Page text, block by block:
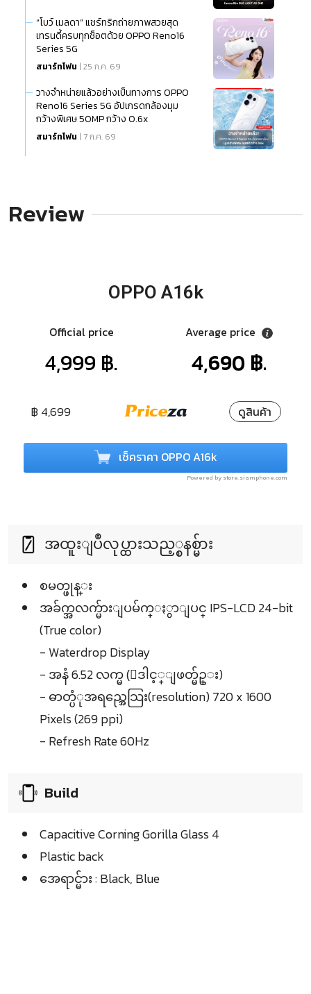
“โบว์ เมลดา” แชร์ทริกถ่ายภาพสวยสุด
เทรนดี้ครบทุกช็อตด้วย OPPO Reno16
Series 5G
สมาร์ทโฟน | 25 ก.ค. 69
วางจำหน่ายแล้วอย่างเป็นทางการ OPPO
Reno16 Series 5G อัปเกรดกล้องมุม
กว้างพิเศษ 50MP กว้าง 0.6x
สมาร์ทโฟน | 7 ก.ค. 69
Review
OPPO A16k
Official price
4,999 ฿.
Average price
4,690 ฿.
฿ 4,699 ดูสินค้า
เช็คราคา OPPO A16k
Powered by store.siamphone.com
အထူးျပဳလုပ္ထားသည့္စနစ္မ်ား
စမတ္ဖုန္း
အခ်က္အလက္မ်ားျပမ်က္ႏွာျပင္ IPS-LCD 24-bit
(True color)
- Waterdrop Display
- အနံ 6.52 လက္မ (ေဒါင့္ျဖတ္မ်ဥ္း)
- ဓာတ္ပံုအရည္အေသြး(resolution) 720 x 1600
Pixels (269 ppi)
- Refresh Rate 60Hz
Build
Capacitive Corning Gorilla Glass 4
Plastic back
အေရာင္မ်ား : Black, Blue